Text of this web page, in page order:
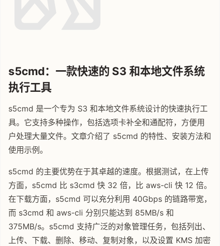
s5cmd：一款快速的 S3 和本地文件系统
执行工具
s5cmd 是一个专为 S3 和本地文件系统设计的快速执行工
具。它支持多种操作，包括选项卡补全和通配符，方便用
户处理大量文件。文章介绍了 s5cmd 的特性、安装方法和
使用示例。
s5cmd 的主要优势在于其卓越的速度。根据测试，在上传
方面，s5cmd 比 s3cmd 快 32 倍，比 aws-cli 快 12 倍。
在下载方面，s5cmd 可以充分利用 40Gbps 的链路带宽，
而 s3cmd 和 aws-cli 分别只能达到 85MB/s 和
375MB/s。s5cmd 支持广泛的对象管理任务，包括列出、
上传、下载、删除、移动、复制对象，以及设置 KMS 加密